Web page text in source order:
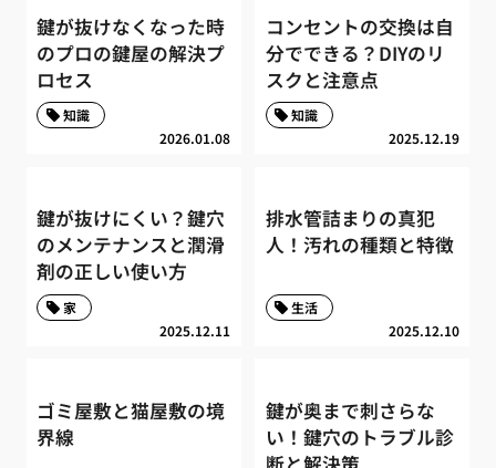
鍵が抜けなくなった時
のプロの鍵屋の解決プ
ロセス
2026.01.08
知識
コンセントの交換は自
分でできる？DIYのリ
スクと注意点
2025.12.19
知識
鍵が抜けにくい？鍵穴
のメンテナンスと潤滑
剤の正しい使い方
2025.12.11
家
排水管詰まりの真犯
人！汚れの種類と特徴
2025.12.10
生活
ゴミ屋敷と猫屋敷の境
界線
鍵が奥まで刺さらな
い！鍵穴のトラブル診